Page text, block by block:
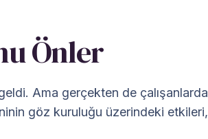
Önler
Ama gerçekten de çalışanlarda
göz kuruluğu üzerindeki etkileri,